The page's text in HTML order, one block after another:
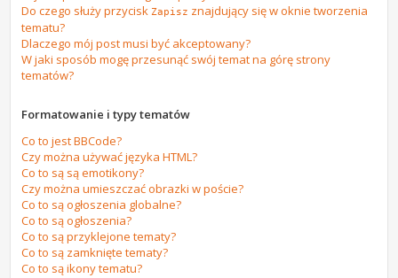
Do czego służy przyciskZapisz znajdujący się w oknie tworzenia
tematu?
Dlaczego mój post musi być akceptowany?
W jaki sposób mogę przesunąć swój temat na górę strony
tematów?
Formatowanie i typy tematów
Co to jest BBCode?
Czy można używać języka HTML?
Co to są są emotikony?
Czy można umieszczać obrazki w poście?
Co to są ogłoszenia globalne?
Co to są ogłoszenia?
Co to są przyklejone tematy?
Co to są zamknięte tematy?
Co to są ikony tematu?